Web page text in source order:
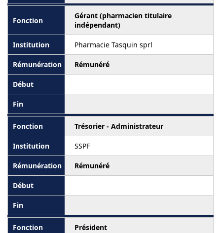
Gérant (pharmacien titulaire
indépendant)
Pharmacie Tasquin sprl
Rémunéré
Trésorier - Administrateur
SSPF
Rémunéré
Président